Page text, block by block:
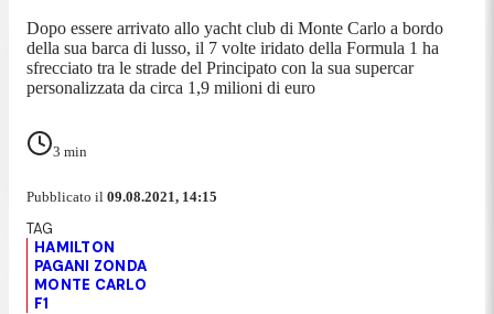
Dopo essere arrivato allo yacht club di Monte Carlo a bordo
della sua barca di lusso, il 7 volte iridato della Formula 1 ha
sfrecciato tra le strade del Principato con la sua supercar
personalizzata da circa 1,9 milioni di euro
3 min
Pubblicato il 09.08.2021, 14:15
HAMILTON
PAGANI ZONDA
MONTE CARLO
F1